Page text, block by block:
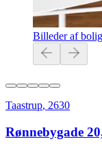
Billeder af
Taastrup, 2630
Rønnebygade